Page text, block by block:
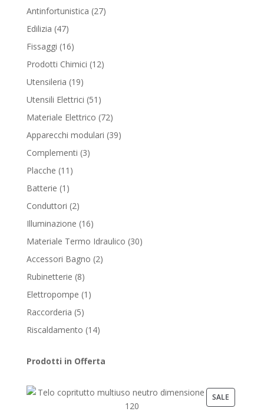
products
Antinfortunistica 2727
Edilizia 4747
products
Fissaggi 1616
products
Prodotti Chimici 1212
Utensileria 1919
products
Utensili Elettrici 51 51
products
Materiale Elettrico 7272
products
Apparecchi modulari 3939
Complementi 33
Placche 11 11
Batterie 1 1
product
Conduttori 22
products
Illuminazione 1616
products
Materiale Termo Idraulico 3030
Accessori Bagno 22
Rubinetterie 88
products
Elettropompe 1 1
Raccorderia 55
products
Riscaldamento 1414
Prodotti in Offerta
SALE